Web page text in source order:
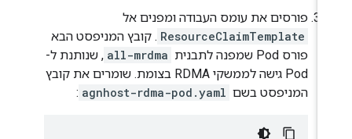
פורסים את עומס העבודה ומפנים אל
ResourceClaimTemplate . קובץ המניפסט הבא
פורס Pod שמפנה לתבנית
all-mrdma , שנותנת ל-
Pod גישה לממשקי RDMA בצומת. שומרים את קובץ
המניפסט בשם agnhost-rdma-pod.yaml
: